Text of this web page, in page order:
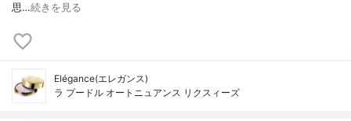
思…続きを見る
Elégance(エレガンス)
ラ プードル オートニュアンス リクスィーズ